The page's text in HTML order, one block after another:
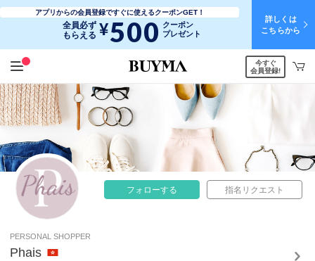
アプリからの会員登録ですぐに使えるクーポンGET！
全員必ず
もらえる ¥500 クーポン
プレゼント
詳しくは
こちらから
今すぐ
会員登録!
フォローする 指名リクエスト
PERSONAL SHOPPER
Phais